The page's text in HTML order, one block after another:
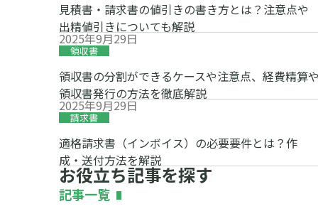
見積書・請求書の値引きの書き方とは？注意点や
出精値引きについても解説
2025年9月29日
領収書
領収書の分割ができるケースや注意点、経費精算
領収書発行の方法を徹底解説
2025年9月29日
請求書
適格請求書（インボイス）の必要要件とは？作
成・送付方法を解説
お役立ち記事を探す
記事一覧